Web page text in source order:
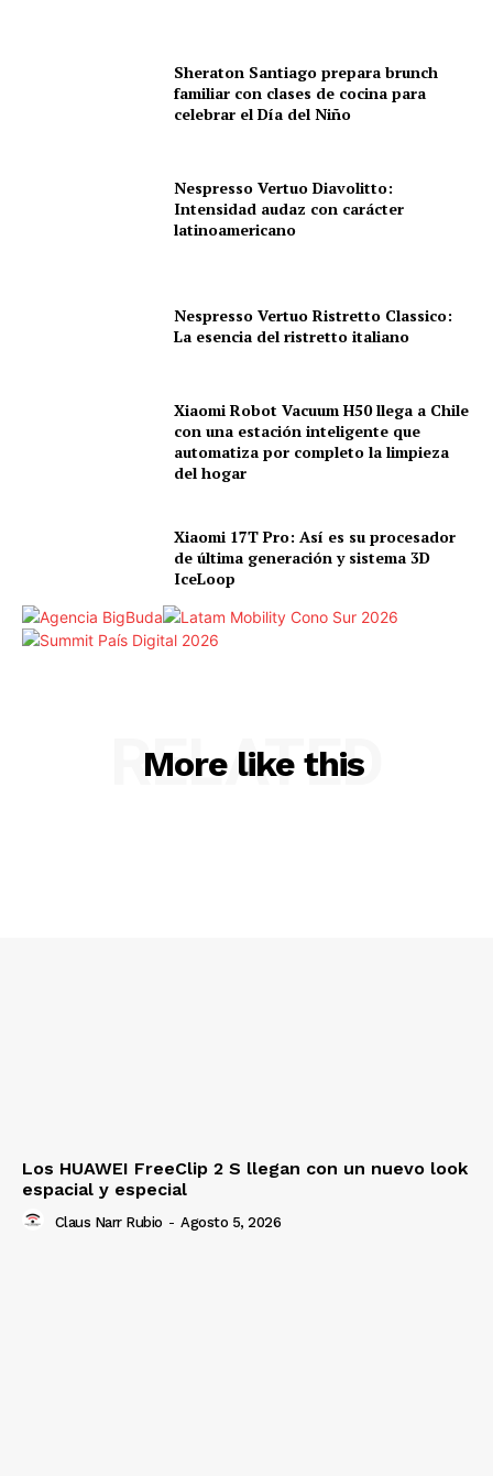
Sheraton Santiago prepara brunch
familiar con clases de cocina para
celebrar el Día del Niño
Nespresso Vertuo Diavolitto:
Intensidad audaz con carácter
latinoamericano
Nespresso Vertuo Ristretto Classico:
La esencia del ristretto italiano
Xiaomi Robot Vacuum H50 llega a Chile
con una estación inteligente que
automatiza por completo la limpieza
del hogar
Xiaomi 17T Pro: Así es su procesador
de última generación y sistema 3D
IceLoop
More like this
RELATED
Los HUAWEI FreeClip 2 S llegan con un nuevo look
espacial y especial
Claus Narr Rubio - Agosto 5, 2026